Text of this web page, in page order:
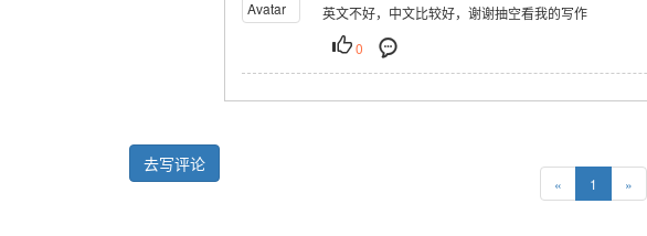
英文不好，中文比较好，谢谢抽空看我的写作
0
去写评论
« 1 »